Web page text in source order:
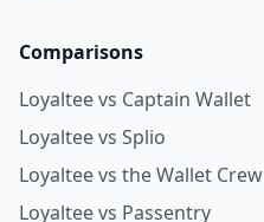
Comparisons
Loyaltee vs Captain Wallet
Loyaltee vs Splio
Loyaltee vs the Wallet Crew
Loyaltee vs Passentry